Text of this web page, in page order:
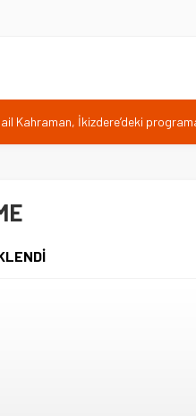
bisiklet kupası heyecanı 371